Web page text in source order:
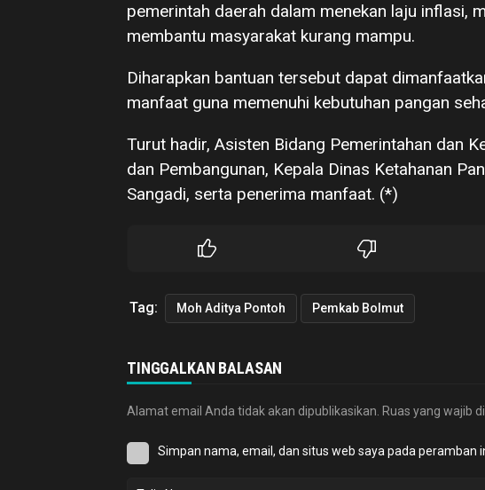
pemerintah daerah dalam menekan laju inflasi,
membantu masyarakat kurang mampu.
Diharapkan bantuan tersebut dapat
manfaat guna memenuhi kebutuhan pangan
Turut hadir, Asisten Bidang Pemerintahan dan
dan Pembangunan, Kepala Dinas Ketahanan
Sangadi, serta penerima manfaat. (*)
Tag: Moh Aditya Pontoh Pemkab Bolmut
TINGGALKAN BALASAN
Alamat email Anda tidak akan dipublikasikan. Ruas yang wajib
Simpan nama, email, dan situs web saya pada peramban